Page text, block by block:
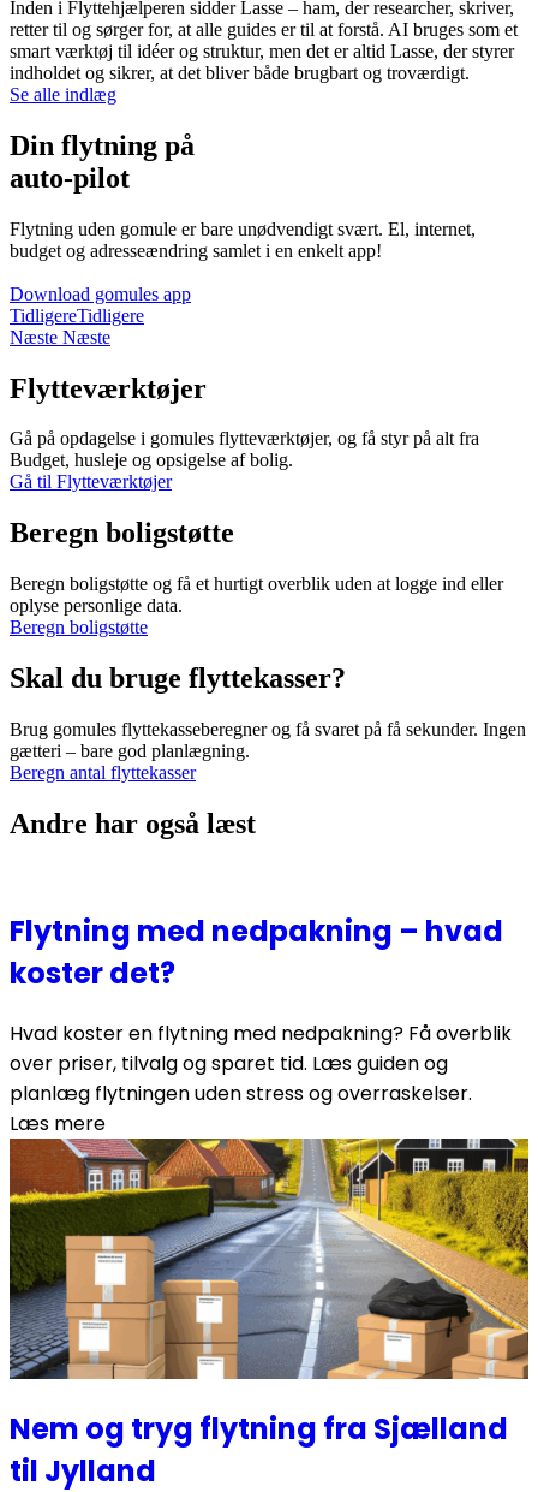
Inden i Flyttehjælperen sidder Lasse – ham, der researcher, skriver,
retter til og sørger for, at alle guides er til at forstå. AI bruges som et
smart værktøj til idéer og struktur, men det er altid Lasse, der styrer
indholdet og sikrer, at det bliver både brugbart og troværdigt.
Se alle indlæg
Din flytning på
auto-pilot
Flytning uden gomule er bare unødvendigt svært. El, internet,
budget og adresseændring samlet i en enkelt app!
Download gomules app
TidligereTidligere
Næste Næste
Flytteværktøjer
Gå på opdagelse i gomules flytteværktøjer, og få styr på alt fra
Budget, husleje og opsigelse af bolig.
Gå til Flytteværktøjer
Beregn boligstøtte
Beregn boligstøtte og få et hurtigt overblik uden at logge ind eller
oplyse personlige data.
Beregn boligstøtte
Skal du bruge flyttekasser?
Brug gomules flyttekasseberegner og få svaret på få sekunder. Ingen
gætteri – bare god planlægning.
Beregn antal flyttekasser
Andre har også læst
Flytning med nedpakning – hvad
koster det?
Hvad koster en flytning med nedpakning? Få overblik
over priser, tilvalg og sparet tid. Læs guiden og
planlæg flytningen uden stress og overraskelser.
Læs mere
Nem og tryg flytning fra Sjælland
til Jylland